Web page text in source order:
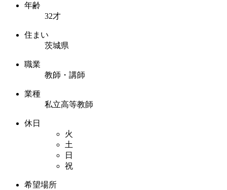
年齢
32才
住まい
茨城県
職業
教師・講師
業種
私立高等教師
休日
火
土
日
祝
希望場所